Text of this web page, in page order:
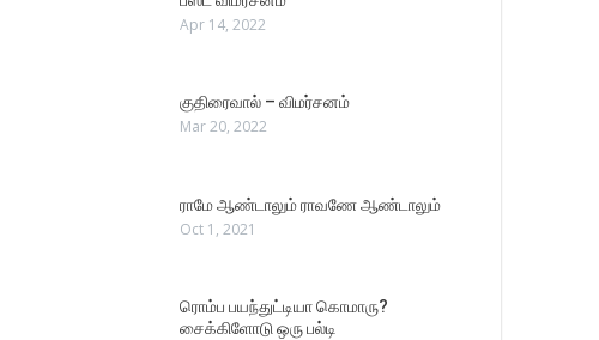
Apr 14, 2022
குதிரைவால் – விமர்சனம்
Mar 20, 2022
ராமே ஆண்டாலும் ராவணே ஆண்டாலும்
Oct 1, 2021
ரொம்ப பயந்துட்டியா கொமாரு?
சைக்கிளோடு ஒரு பல்டி